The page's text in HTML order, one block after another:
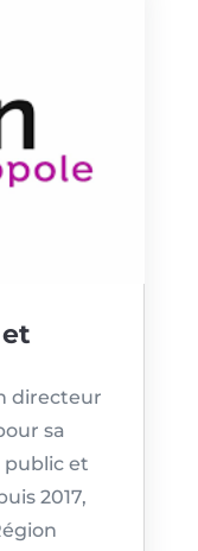
directeur
sa
public et
2017,